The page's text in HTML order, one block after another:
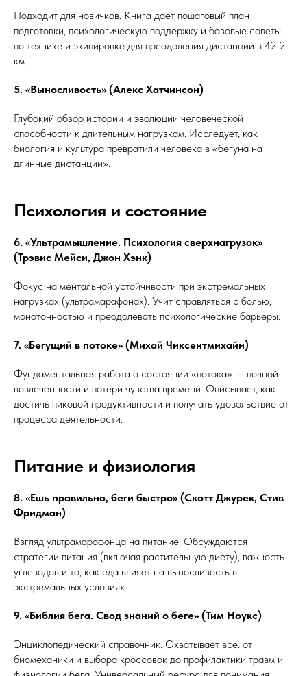
Подходит для новичков. Книга дает пошаговый план
подготовки, психологическую поддержку и базовые советы
по технике и экипировке для преодоления дистанции в 42.2
км.
5. «Выносливость» (Алекс Хатчинсон)
Глубокий обзор истории и эволюции человеческой
способности к длительным нагрузкам. Исследует, как
биология и культура превратили человека в «бегуна на
длинные дистанции».
Психология и состояние
6. «Ультрамышление. Психология сверхнагрузок»
(Трэвис Мейси, Джон Хэнк)
Фокус на ментальной устойчивости при экстремальных
нагрузках (ультрамарафонах). Учит справляться с болью,
монотонностью и преодолевать психологические барьеры.
7. «Бегущий в потоке» (Михай Чиксентмихайи)
Фундаментальная работа о состоянии «потока» — полной
вовлеченности и потери чувства времени. Описывает, как
достичь пиковой продуктивности и получать удовольствие от
процесса деятельности.
Питание и физиология
8. «Ешь правильно, беги быстро» (Скотт Джурек, Стив
Фридман)
Взгляд ультрамарафонца на питание. Обсуждаются
стратегии питания (включая растительную диету), важность
углеводов и то, как еда влияет на выносливость в
экстремальных условиях.
9. «Библия бега. Свод знаний о беге» (Тим Ноукс)
Энциклопедический справочник. Охватывает всё: от
биомеханики и выбора кроссовок до профилактики травм и